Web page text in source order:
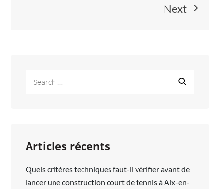
Next
for:
Articles récents
Quels critères techniques faut-il vérifier avant de
lancer une construction court de tennis à Aix-en-